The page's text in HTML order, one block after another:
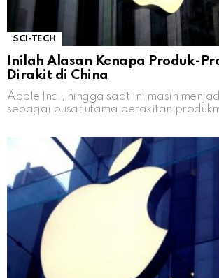
SCI-TECH
Inilah Alasan Kenapa Produk-
Dirakit di China
Apple Inc., hingga saat ini masih
sebagai pusat utama perakitan